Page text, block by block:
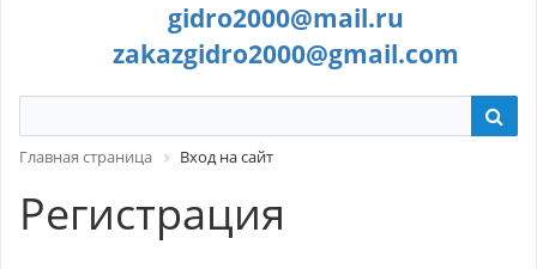
gidro2000@mail.ru
zakazgidro2000@gmail.com
Главная страница Вход на сайт
Регистрация